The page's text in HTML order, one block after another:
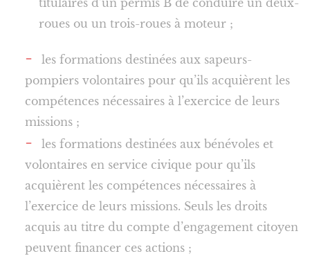
titulaires d’un permis B de conduire un deux-
roues ou un trois-roues à moteur ;
les formations destinées aux sapeurs-
pompiers volontaires pour qu’ils acquièrent les
compétences nécessaires à l’exercice de leurs
missions ;
les formations destinées aux bénévoles et
volontaires en service civique pour qu’ils
acquièrent les compétences nécessaires à
l’exercice de leurs missions. Seuls les droits
acquis au titre du compte d’engagement citoyen
peuvent financer ces actions ;